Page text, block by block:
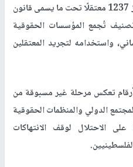
كما بيّنت أن الاحتلال يواصل احتجاز 1237 معتقلًا تحت ما يسمى قانون
تُجمع المؤسسات الحقوقية
واستخدامه لتجريد المعتقلين
تعكس مرحلة غير مسبوقة من
الدولي والمنظمات الحقوقية
الاحتلال لوقف الانتهاكات